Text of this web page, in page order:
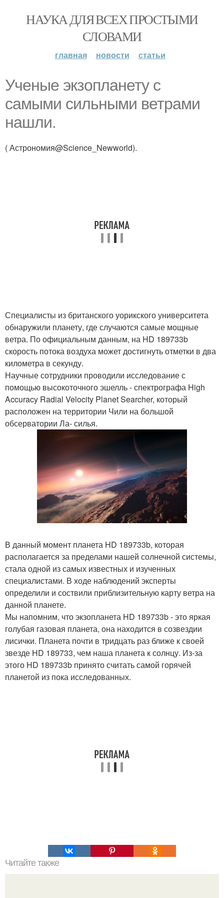
НАУКА ДЛЯ ВСЕХ ПРОСТЫМИ
СЛОВАМИ
главная новости статьи
Ученые экзопланету с
самыми сильными ветрами
нашли.
( Астрономия@Science_Newworld).
Специалисты из британского уорикского университета
обнаружили планету, где случаются самые мощные
ветра. По официальным данным, на HD 189733b
скорость потока воздуха может достигнуть отметки в два
километра в секунду.
Научные сотрудники проводили исследование с
помощью высокоточного эшелль - спектрографа High
Accuracy Radial Velocity Planet Searcher, который
расположен на территории Чили на большой
обсерватории Ла- силья.
В данный момент планета HD 189733b, которая
располагается за пределами нашей солнечной системы,
стала одной из самых известных и изученных
специалистами. В ходе наблюдений эксперты
определили и соствили приблизительную карту ветра на
данной планете.
Мы напомним, что экзопланета HD 189733b - это яркая
голубая газовая планета, она находится в созвездии
лисички. Планета почти в тридцать раз ближе к своей
звезде HD 189733, чем наша планета к солнцу. Из-за
этого HD 189733b принято считать самой горячей
планетой из пока исследованных.
Читайте также